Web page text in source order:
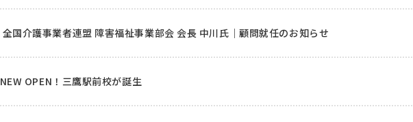
全国介護事業者連盟 障害福祉事業部会 会長 中川氏｜顧問就任のお知らせ
NEW OPEN！三鷹駅前校が誕生